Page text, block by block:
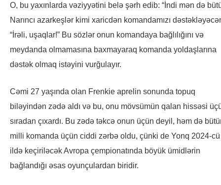
O, bu yaxınlarda vəziyyətini belə şərh edib: “İndi mən də
Narıncı azarkeşlər kimi xaricdən komandamızı
“İrəli, uşaqlar!” Bu sözlər onun komandaya bağlılığını və
meydanda olmamasına baxmayaraq komanda yoldaşlarına
dəstək olmaq istəyini vurğulayır.
Cəmi 27 yaşında olan Frenkie aprelin sonunda topuq
biləyindən zədə aldı və bu, onu mövsümün qalan hissəsi
sıradan çıxardı. Bu zədə təkcə onun üçün deyil, həm də
milli komanda üçün ciddi zərbə oldu, çünki de Yonq 2024-cü
ildə keçiriləcək Avropa çempionatında böyük ümidlərin
bağlandığı əsas oyunçulardan biridir.